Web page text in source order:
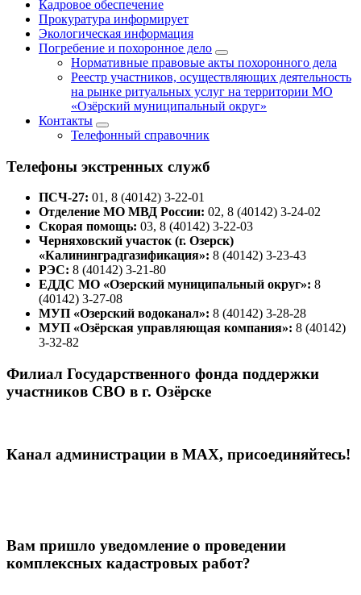
Кадровое обеспечение
Прокуратура информирует
Экологическая информация
Погребение и похоронное дело
Нормативные правовые акты похоронного дела
Реестр участников, осуществляющих деятельность
на рынке ритуальных услуг на территории МО
«Озёрский муниципальный округ»
Контакты
Телефонный справочник
Телефоны экстренных служб
ПСЧ-27: 01, 8 (40142) 3-22-01
Отделение МО МВД России: 02, 8 (40142) 3-24-02
Скорая помощь: 03, 8 (40142) 3-22-03
Черняховский участок (г. Озерск)
«Калининградгазификация»: 8 (40142) 3-23-43
РЭС: 8 (40142) 3-21-80
ЕДДС МО «Озерский муниципальный округ»: 8
(40142) 3-27-08
МУП «Озерский водоканал»: 8 (40142) 3-28-28
МУП «Озёрская управляющая компания»: 8 (40142)
3-32-82
Филиал Государственного фонда поддержки
участников СВО в г. Озёрске
Канал администрации в МАХ, присоединяйтесь!
Вам пришло уведомление о проведении
комплексных кадастровых работ?